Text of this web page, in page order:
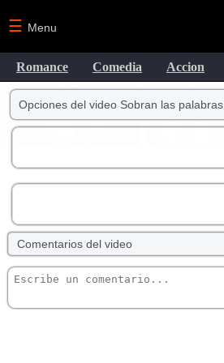
☰ Menu
Romance Comedia Accion
Opciones del video Sobran las palabras
Comentarios del video